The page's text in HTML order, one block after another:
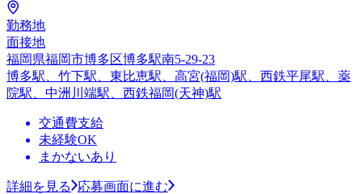
勤務地
面接地
福岡県福岡市博多区博多駅南5-29-23
博多駅、竹下駅、東比恵駅、高宮(福岡)駅、西鉄平尾駅、薬
院駅、中洲川端駅、西鉄福岡(天神)駅
交通費支給
未経験OK
まかないあり
詳細を見る
応募画面に進む